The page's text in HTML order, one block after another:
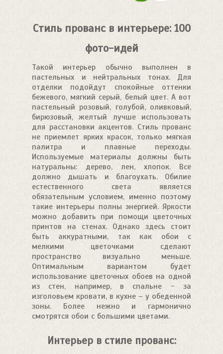
Стиль прованс в интерьере: 100
фото-идей
Такой интерьер обычно выполнен в
пастельных и нейтральных тонах. Для
отделки подойдут спокойные оттенки
бежевого, мягкий серый, белый цвет. А вот
пастельный розовый, голубой, оливковый,
бирюзовый, желтый лучше использовать
для расстановки акцентов. Стиль прованс
не приемлет ярких красок, только мягкая
палитра и плавные переходы.
Используемые материалы должны быть
натуральны: дерево, лен, хлопок. Все
должно дышать и благоухать. Обилие
естественного света является
обязательным условием, именно поэтому
такие интерьеры полны энергией. Яркости
можно добавить при помощи цветочных
принтов на стенах. Однако здесь стоит
быть аккуратными, так как обои с
мелкими цветочками сделают
пространство визуально меньше.
Оптимальным вариантом будет
использование цветочных обоев на одной
из стен, например, в спальне - за
изголовьем кровати, в кухне – у обеденной
зоны. Более нежно и гармонично
смотрятся обои с большими цветами.
Интерьер в стиле прованс: